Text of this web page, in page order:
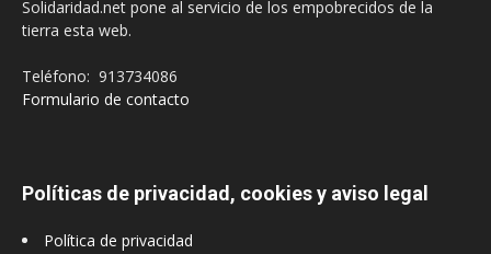
Solidaridad.net pone al servicio de los empobrecidos de la
tierra esta web.
Teléfono: 913734086
Formulario de contacto
Políticas de privacidad, cookies y aviso legal
Política de privacidad